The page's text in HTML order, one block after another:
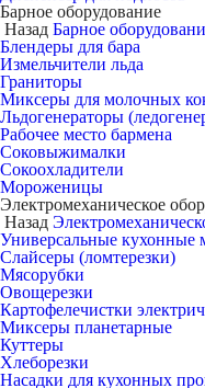
Барное оборудование
Назад Барное
Блендеры для бара
Измельчители льда
Граниторы
Миксеры для молочных
Льдогенераторы
Рабочее место бармена
Соковыжималки
Сокоохладители
Мороженицы
Электромеханическое
Назад
Универсальные
Слайсеры (ломтерезки)
Мясорубки
Овощерезки
Картофелечистки
Миксеры планетарные
Куттеры
Хлеборезки
Насадки для кухонных